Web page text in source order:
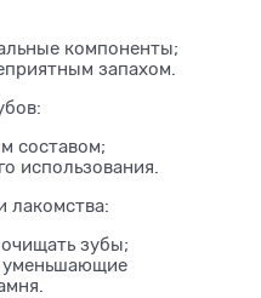
компоненты;
запахом.
составом;
использования.
лакомства:
зубы;
уменьшающие